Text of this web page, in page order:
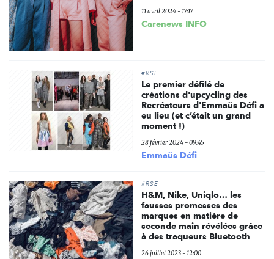
11 avril 2024 - 17:17
Carenews INFO
#RSE
Le premier défilé de
créations d'upcycling des
Recréateurs d'Emmaüs Défi a
eu lieu (et c’était un grand
moment !)
28 février 2024 - 09:45
Emmaüs Défi
#RSE
H&M, Nike, Uniqlo… les
fausses promesses des
marques en matière de
seconde main révélées grâce
à des traqueurs Bluetooth
26 juillet 2023 - 12:00